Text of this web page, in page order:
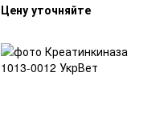
Цену уточняйте